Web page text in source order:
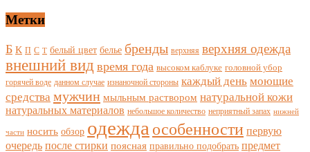
Метки
Б К П С Т белый цвет белье бренды верхняя верхняя одежда
внешний вид время года высоком каблуке головной убор
горячей воде данном случае изнаночной стороны каждый день моющие
средства мужчин мыльным раствором натуральной кожи
натуральных материалов небольшое количество неприятный запах нижней
части носить обзор одежда особенности первую
очередь после стирки поясная правильно подобрать предмет